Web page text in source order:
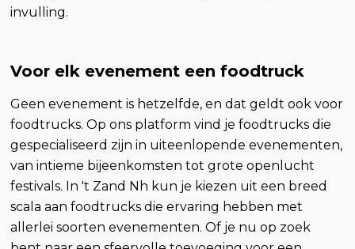
invulling.
Voor elk evenement een foodtruck
Geen evenement is hetzelfde, en dat geldt ook voor
foodtrucks. Op ons platform vind je foodtrucks die
gespecialiseerd zijn in uiteenlopende evenementen,
van intieme bijeenkomsten tot grote openlucht
festivals. In 't Zand Nh kun je kiezen uit een breed
scala aan foodtrucks die ervaring hebben met
allerlei soorten evenementen. Of je nu op zoek